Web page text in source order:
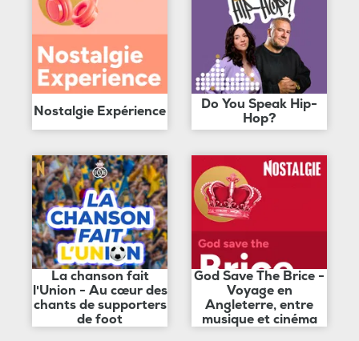
Nostalgie Expérience
Do You Speak Hip-
Hop?
La chanson fait
l'Union - Au cœur des
chants de supporters
de foot
God Save The Brice -
Voyage en
Angleterre, entre
musique et cinéma